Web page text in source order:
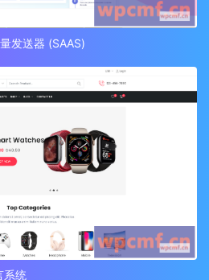
发送器 (SAAS)
系统